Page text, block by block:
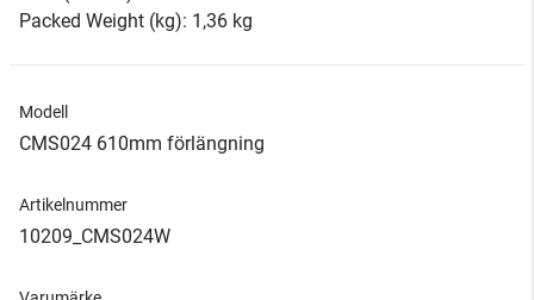
Packed Weight (kg): 1,36 kg
Modell
CMS024 610mm förlängning
Artikelnummer
10209_CMS024W